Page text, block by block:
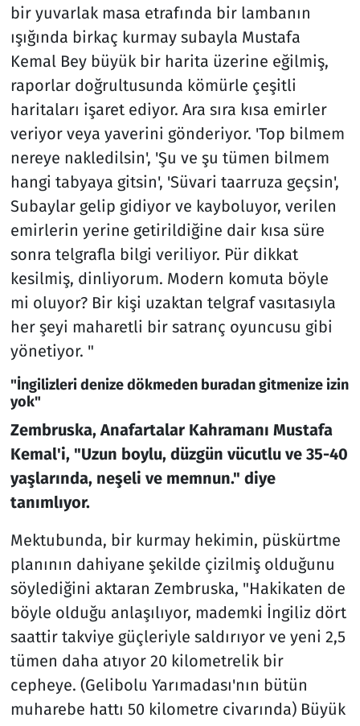
bir yuvarlak masa etrafında bir lambanın
ışığında birkaç kurmay subayla Mustafa
Kemal Bey büyük bir harita üzerine eğilmiş,
raporlar doğrultusunda kömürle çeşitli
haritaları işaret ediyor. Ara sıra kısa emirler
veriyor veya yaverini gönderiyor. 'Top bilmem
nereye nakledilsin', 'Şu ve şu tümen bilmem
hangi tabyaya gitsin', 'Süvari taarruza geçsin',
Subaylar gelip gidiyor ve kayboluyor, verilen
emirlerin yerine getirildiğine dair kısa süre
sonra telgrafla bilgi veriliyor. Pür dikkat
kesilmiş, dinliyorum. Modern komuta böyle
mi oluyor? Bir kişi uzaktan telgraf vasıtasıyla
her şeyi maharetli bir satranç oyuncusu gibi
yönetiyor. "
"İngilizleri denize dökmeden buradan gitmenize izin
yok"
Zembruska, Anafartalar Kahramanı Mustafa
Kemal'i, "Uzun boylu, düzgün vücutlu ve 35-40
yaşlarında, neşeli ve memnun." diye
tanımlıyor.
Mektubunda, bir kurmay hekimin, püskürtme
planının dahiyane şekilde çizilmiş olduğunu
söylediğini aktaran Zembruska, "Hakikaten de
böyle olduğu anlaşılıyor, mademki İngiliz dört
saattir takviye güçleriyle saldırıyor ve yeni 2,5
tümen daha atıyor 20 kilometrelik bir
cepheye. (Gelibolu Yarımadası'nın bütün
muharebe hattı 50 kilometre civarında) Büyük